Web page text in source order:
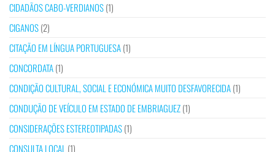
CIDADÃOS CABO-VERDIANOS(1)
CIGANOS(2)
CITAÇÃO EM LÍNGUA PORTUGUESA(1)
CONCORDATA(1)
CONDIÇÃO CULTURAL, SOCIAL E ECONÓMICA MUITO DESFAVORECIDA(1)
CONDUÇÃO DE VEÍCULO EM ESTADO DE EMBRIAGUEZ(1)
CONSIDERAÇÕES ESTEREOTIPADAS(1)
CONSULTA LOCAL (1)